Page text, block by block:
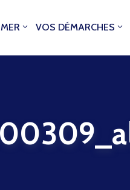
VOS DÉMARCHES